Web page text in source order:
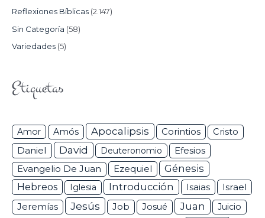
Reflexiones Bíblicas (2.147)
Sin Categoría (58)
Variedades (5)
Etiquetas
Amor Amós Apocalipsis Corintios Cristo
Daniel David Deuteronomio Efesios
Evangelio De Juan Ezequiel
Génesis
Hebreos
Iglesia Introducción Isaias Israel
Jeremías Jesús Job Josué Juan
Juicio